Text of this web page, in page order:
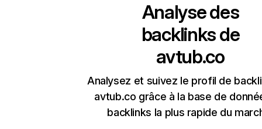
Analyse des
backlinks de
avtub.co
Analysez et suivez le profil de
avtub.co grâce à la base de
backlinks la plus rapide du